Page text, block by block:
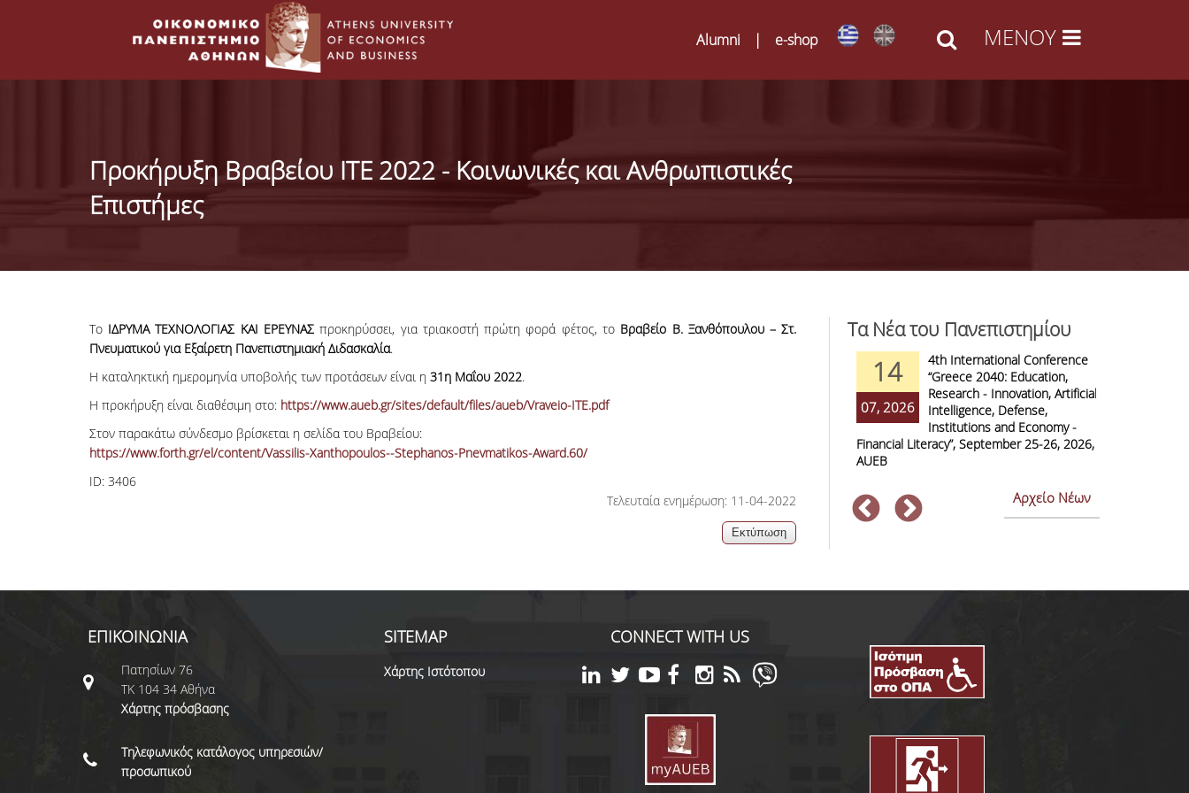
Alumni | e-shop
Προκήρυξη Βραβείου ΙΤΕ 2022 - Κοινωνικές και Ανθρωπιστικές
Επιστήμες
Το IΔPYMA TEXNOΛOΓIAΣ KAI EPEYNAΣπροκηρύσσει, για τριακοστή πρώτη φορά φέτος, το Bραβείο Β. Ξανθόπουλου – Στ.
Πνευματικού για Eξαίρετη Πανεπιστημιακή Διδασκαλία.
Η καταληκτική ημερομηνία υποβολής των προτάσεων είναι η 31η Μαΐου 2022.
Η προκήρυξη είναι διαθέσιμη στο: https://www.aueb.gr/sites/default/files/aueb/Vraveio-ITE.pdf
Στον παρακάτω σύνδεσμο βρίσκεται η σελίδα του Βραβείου:
https://www.forth.gr/el/content/Vassilis-Xanthopoulos--Stephanos-Pnevmatikos-Award.60/
ID: 3406
Τελευταία ενημέρωση: 11-04-2022
Τα Νέα του Πανεπιστημίου
06, 2026
14
07, 2026
4th International Conference
“Greece 2040: Education,
Research - Innovation, Artificial
Intelligence, Defense,
Institutions and Economy -
Financial Literacy”, September 25-26, 2026,
AUEB
Αρχείο Νέων
ΕΠΙΚΟΙΝΩΝΙΑ
Πατησίων 76
ΤΚ 104 34 Αθήνα
Χάρτης πρόσβασης
Τηλεφωνικός κατάλογος υπηρεσιών/
προσωπικού
SITEMAP
Χάρτης Ιστότοπου
CONNECT WITH US